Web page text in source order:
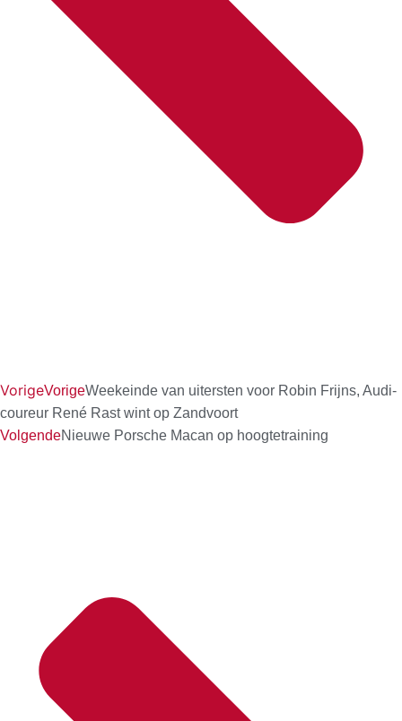
VorigeVorigeWeekeinde van uitersten voor Robin Frijns, Audi-
coureur René Rast wint op Zandvoort
VolgendeNieuwe Porsche Macan op hoogtetraining